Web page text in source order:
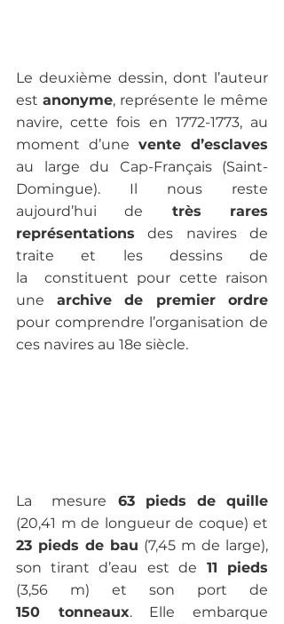
Le deuxième dessin, dont l’auteur
est anonyme, représente le même
navire, cette fois en 1772-1773, au
moment d’une vente d’esclaves
au large du Cap-Français (Saint-
Domingue). Il nous reste
aujourd’hui de très rares
représentations des navires de
traite et les dessins de
la  constituent pour cette raison
une
pour comprendre l’organisation de
ces navires au 18e siècle.
La  mesure
23 pieds de bau (7,45 m de large),
son tirant d’eau est de 11 pieds
(3,56 m) et son port de
150 tonneaux. Elle embarque